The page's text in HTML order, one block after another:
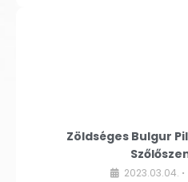
Zöldséges Bulgur
2023.03.04. •